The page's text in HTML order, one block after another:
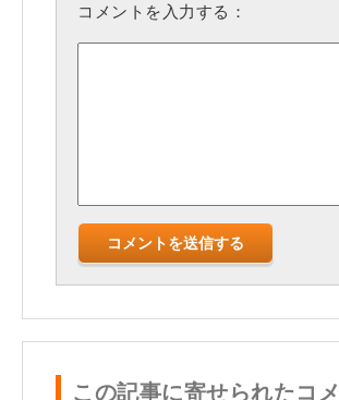
コメントを入力する：
この記事に寄せられたコ